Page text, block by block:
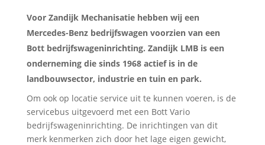
Voor Zandijk Mechanisatie hebben wij een
Mercedes-Benz bedrijfswagen voorzien van een
Bott bedrijfswageninrichting. Zandijk LMB is een
onderneming die sinds 1968 actief is in de
landbouwsector, industrie en tuin en park.
Om ook op locatie service uit te kunnen voeren, is de
servicebus uitgevoerd met een Bott Vario
bedrijfswageninrichting. De inrichtingen van dit
merk kenmerken zich door het lage eigen gewicht,